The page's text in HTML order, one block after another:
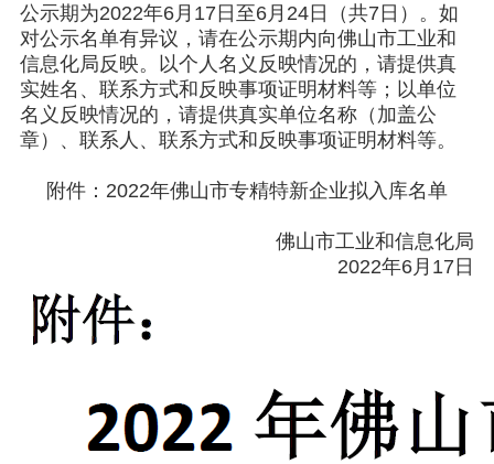
公示期为2022年6月17日至6月24日（共7日）。如
对公示名单有异议，请在公示期内向佛山市工业和
信息化局反映。以个人名义反映情况的，请提供真
实姓名、联系方式和反映事项证明材料等；以单位
名义反映情况的，请提供真实单位名称（加盖公
章）、联系人、联系方式和反映事项证明材料等。
附件：2022年佛山市专精特新企业拟入库名单
佛山市工业和信息化局
2022年6月17日